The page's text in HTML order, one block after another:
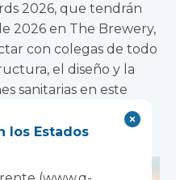
2026, que tendrán
2026 en The Brewery,
con colegas de todo
el diseño y la
sanitarias en este
los Estados